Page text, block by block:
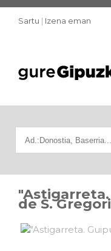
Sartu | Izena eman
de S.